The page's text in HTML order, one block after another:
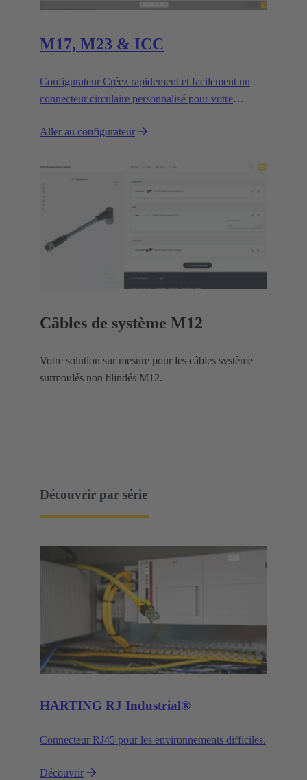
M17, M23 & ICC
Configurateur Créez rapidement et facilement un
connecteur circulaire personnalisé pour votre
Aller au configurateur
Câbles de système M12
Votre solution sur mesure pour les câbles système
surmoulés non blindés M12.
Découvrir par série
HARTING RJ Industrial®
Connecteur RJ45 pour les environnements difficiles.
Découvrir